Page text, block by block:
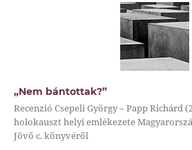
„Nem bántottak?”
Recenzió Csepeli György – Papp Richárd
holokauszt helyi emlékezete
Jövő c. könyvéről